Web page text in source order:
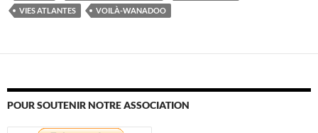
VIES ATLANTES
VOILÀ-WANADOO
POUR SOUTENIR NOTRE ASSOCIATION